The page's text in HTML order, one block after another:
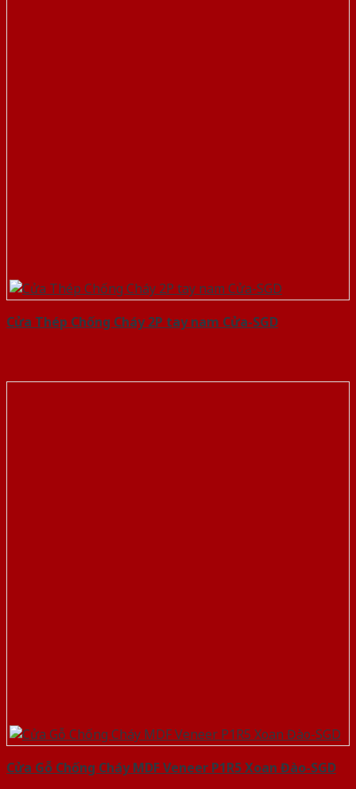
Cửa Thép Chống Cháy 2P tay nam Cửa-SGD
Cửa Gỗ Chống Cháy MDF Veneer P1R5 Xoan Đào-SGD